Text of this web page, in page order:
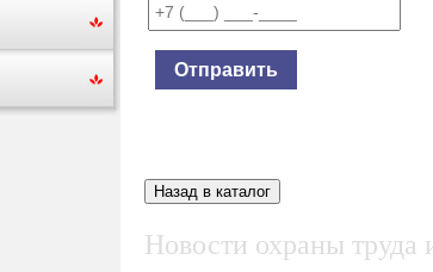
Новости охраны труда